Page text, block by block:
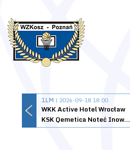
1LM | 2026-09-18 18:00
WKK Active Hotel Wrocław
KSK Qemetica Noteć Inowrocław